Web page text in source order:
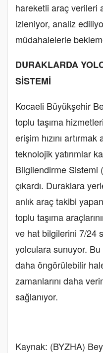
hareketli araç verileri
izleniyor, analiz
müdahalelerle
DURAKLARDA
SİSTEMİ
Kocaeli Büyükşehir
toplu taşıma
erişim hızını
teknolojik yatırımlar
Bilgilendirme Sistemi
çıkardı. Duraklara
anlık araç takibi
toplu taşıma
ve hat bilgilerini 7/24
yolculara sunuyor.
daha öngörülebilir
zamanlarını daha
sağlanıyor.
Kaynak: (BYZHA)